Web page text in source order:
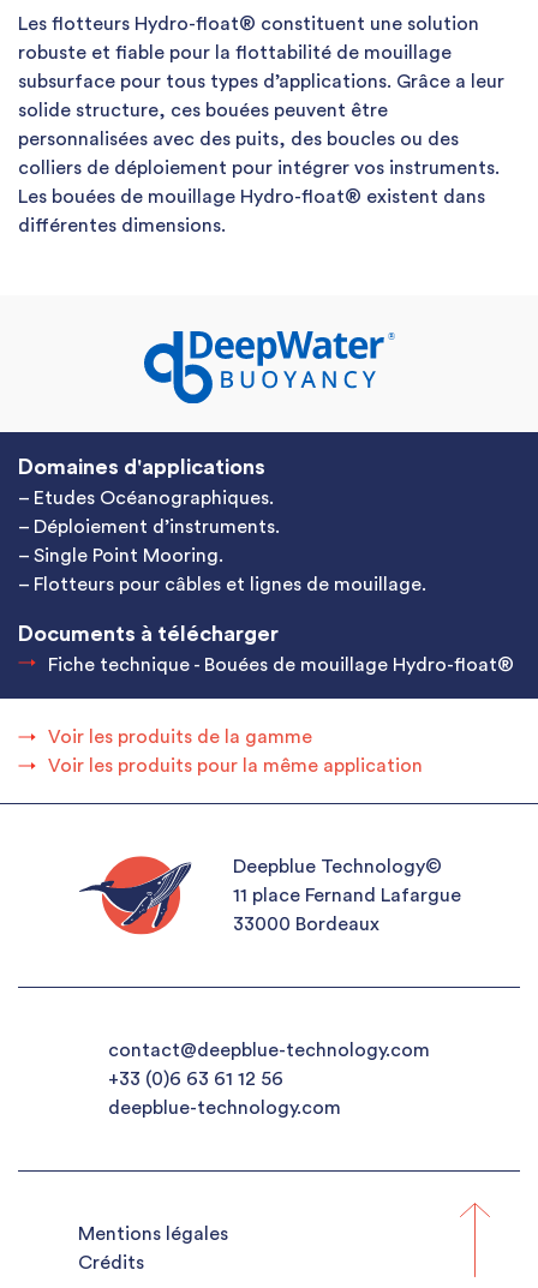
Les flotteurs Hydro-ﬂoat® constituent une solution
robuste et fiable pour la flottabilité de mouillage
subsurface pour tous types d’applications. Grâce a leur
solide structure, ces bouées peuvent être
personnalisées avec des puits, des boucles ou des
colliers de déploiement pour intégrer vos instruments.
Les bouées de mouillage Hydro-ﬂoat® existent dans
différentes dimensions.
Domaines d'applications
– Etudes Océanographiques.
– Déploiement d’instruments.
– Single Point Mooring.
– Flotteurs pour câbles et lignes de mouillage.
Documents à télécharger
Fiche technique - Bouées de mouillage Hydro-ﬂoat®
Voir les produits de la gamme
Voir les produits pour la même application
Deepblue Technology©
11 place Fernand Lafargue
33000 Bordeaux
contact@deepblue-technology.com
+33 (0)6 63 61 12 56
deepblue-technology.com
Mentions légales
Crédits